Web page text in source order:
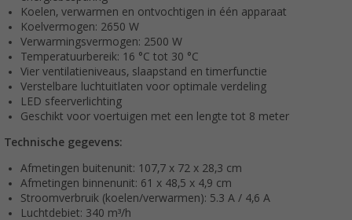
Koelen, verwarmen en ontvochtigen in één apparaat
Koelvermogen: 2650 W
Verwarmingsvermogen: 2500 W
Temperatuurbereik: 16 °C tot 30 °C
Vier ventilatieniveaus, slaapstand en timerfunctie
Verstelbare luchtuitlaten voor optimale verdeling
LED sfeerverlichting
Geschikt voor voertuigen met een lengte tot 8 meter
Technische gegevens:
Afmetingen buitenunit: 107,7 x 72 x 28,3 cm
Afmetingen binnenunit: 61 x 48,5 x 4,9 cm
Stroomverbruik (koelen/verwarmen): 5.3 A / 4,6 A
Luchtdebiet: 340 m³/h